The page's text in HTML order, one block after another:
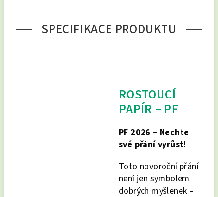
SPECIFIKACE PRODUKTU
ROSTOUCÍ
PAPÍR – PF
PF 2026 – Nechte
své přání vyrůst!
Toto novoroční přání
není jen symbolem
dobrých myšlenek –